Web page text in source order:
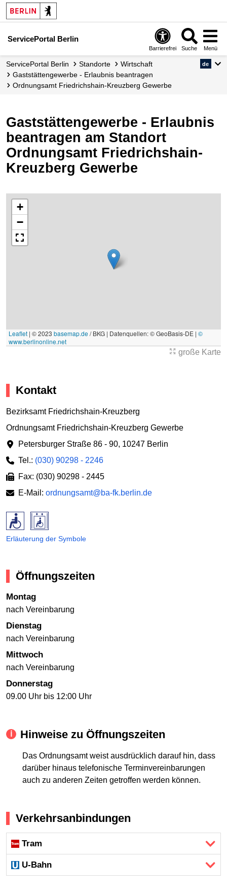
ServicePortal Berlin
Barrierefrei Suche Menü
ServicePortal Berlin Standorte
Wirtschaft
Gaststättengewerbe - Erlaubnis beantragen
Ordnungsamt Friedrichshain-Kreuzberg Gewerbe
de
Gaststättengewerbe - Erlaubnis
beantragen am Standort
Ordnungsamt Friedrichshain-
Kreuzberg Gewerbe
+
−
Leaflet | © 2023 basemap.de/ BKG | Datenquellen: © GeoBasis-DE | ©
www.berlinonline.net
große Karte
Kontakt
Bezirksamt Friedrichshain-Kreuzberg
Ordnungsamt Friedrichshain-Kreuzberg Gewerbe
Petersburger Straße 86 - 90, 10247 Berlin
Tel.: (030) 90298 - 2246
Fax: (030) 90298 - 2445
E-Mail: ordnungsamt@ba-fk.berlin.de
Erläuterung der Symbole
Öffnungszeiten
Montag
nach Vereinbarung
Dienstag
nach Vereinbarung
Mittwoch
nach Vereinbarung
Donnerstag
09.00 Uhr bis 12:00 Uhr
Hinweise zu Öffnungszeiten
Das Ordnungsamt weist ausdrücklich darauf hin, dass
darüber hinaus telefonische Terminvereinbarungen
auch zu anderen Zeiten getroffen werden können.
Verkehrsanbindungen
Tram
U-Bahn